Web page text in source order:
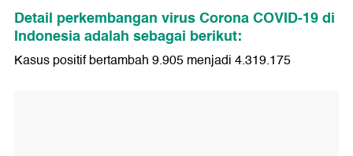
Detail perkembangan virus Corona COVID-19 di
Indonesia adalah sebagai berikut:
Kasus positif bertambah 9.905 menjadi 4.319.175